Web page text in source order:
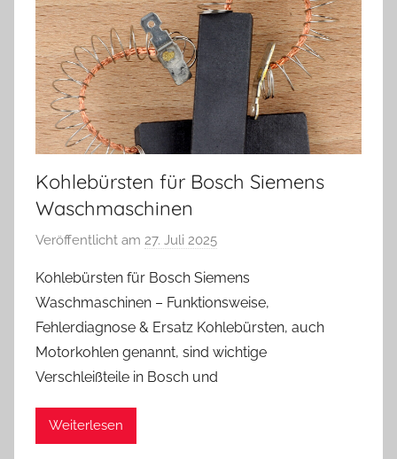
Kohlebürsten für Bosch Siemens
Waschmaschinen
Veröffentlicht am 27. Juli 2025
n
A
n
d
Kohlebürsten für Bosch Siemens
Waschmaschinen – Funktionsweise,
Fehlerdiagnose & Ersatz Kohlebürsten, auch
Motorkohlen genannt, sind wichtige
Verschleißteile in Bosch und
Weiterlesen